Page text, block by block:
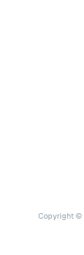
Copyright ©